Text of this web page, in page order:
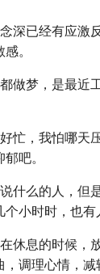
深已经有应激
。
做梦，是最近
忙，我怕哪天
吧。
什么的人，但
小时时，也有
休息的时候，
调理心情，减